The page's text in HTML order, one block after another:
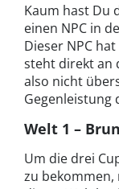
Kaum hast Du
einen NPC in
Dieser NPC
steht direkt an
also nicht
Gegenleistung
Welt 1 –
Um die drei
zu bekommen,